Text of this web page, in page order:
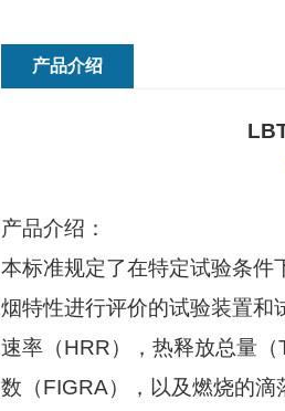
产品介绍
产品介绍：
本标准规定了在特定试验条件
烟特性进行评价的试验装置和
速率（HRR），热释放总量（
数（FIGRA），以及燃烧的滴